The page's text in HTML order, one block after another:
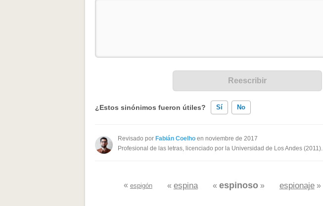
¿Estos sinónimos fueron útiles? Sí No
Existen sinónimos incorrectos
Revisado por Fabián Coelho en noviembre de 2017
Profesional de las letras, licenciado por la Universidad de Los Andes (2011).
« espigón « espina « espinoso » espionaje»